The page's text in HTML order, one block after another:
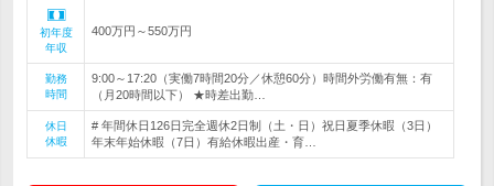
初年度
年収
400万円～550万円
勤務
時間
9:00～17:20（実働7時間20分／休憩60分）時間外労働有無：有
（月20時間以下） ★時差出勤…
休日
休暇
# 年間休日126日完全週休2日制（土・日）祝日夏季休暇（3日）
年末年始休暇（7日）有給休暇出産・育…